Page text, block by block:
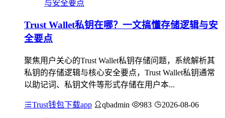
Trust Wallet私钥在哪？一文搞懂存储逻辑与安
全要点
聚焦用户关心的Trust Wallet私钥存储问题，系统解析其
私钥的存储逻辑与核心安全要点，Trust Wallet私钥通常
以助记词、私钥文件等形式存储在用户本...
Trust钱包下载app qbadmin 983 2026-08-06